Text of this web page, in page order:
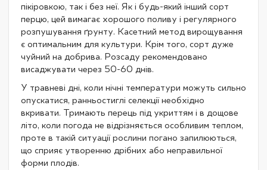
пікіровкою, так і без неї. Як і будь-який інший сорт
перцю, цей вимагає хорошого поливу і регулярного
розпушування ґрунту. Касетний метод вирощування
є оптимальним для культури. Крім того, сорт дуже
чуйний на добрива. Розсаду рекомендовано
висаджувати через 50-60 днів.
У травневі дні, коли нічні температури можуть сильно
опускатися, ранньостиглі селекції необхідно
вкривати. Тримають перець під укриттям і в дощове
літо, коли погода не відрізняється особливим теплом,
проте в такій ситуації рослини погано запилюються,
що сприяє утворенню дрібних або неправильної
форми плодів.